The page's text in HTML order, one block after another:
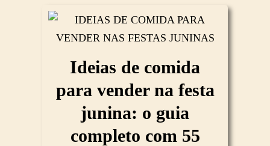
Ideias de comida
para vender na festa
junina: o guia
completo com 55